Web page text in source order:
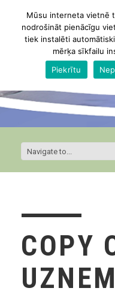
COPY
Mūsu interneta vietnē
nodrošināt pienācīgu
tiek instalēti
mērķa sīkfailu
Piekrītu